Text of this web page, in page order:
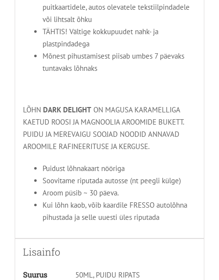
puitkaartidele, autos olevatele tekstiilpindadele
või lihtsalt õhku
TÄHTIS! Vältige kokkupuudet nahk- ja
plastpindadega
Mõnest pihustamisest piisab umbes 7 päevaks
tuntavaks lõhnaks
LÕHN DARK DELIGHTON MAGUSA KARAMELLIGA
KAETUD ROOSI JA MAGNOOLIA AROOMIDE BUKETT.
PUIDU JA MEREVAIGU SOOJAD NOODID ANNAVAD
AROOMILE RAFINEERITUSE JA KERGUSE.
Puidust lõhnakaart nööriga
Soovitame riputada autosse (nt peegli külge)
Aroom püsib ~ 30 päeva.
Kui lõhn kaob, võib kaardile FRESSO autolõhna
pihustada ja selle uuesti üles riputada
Lisainfo
Suurus 50ML, PUIDU RIPATS